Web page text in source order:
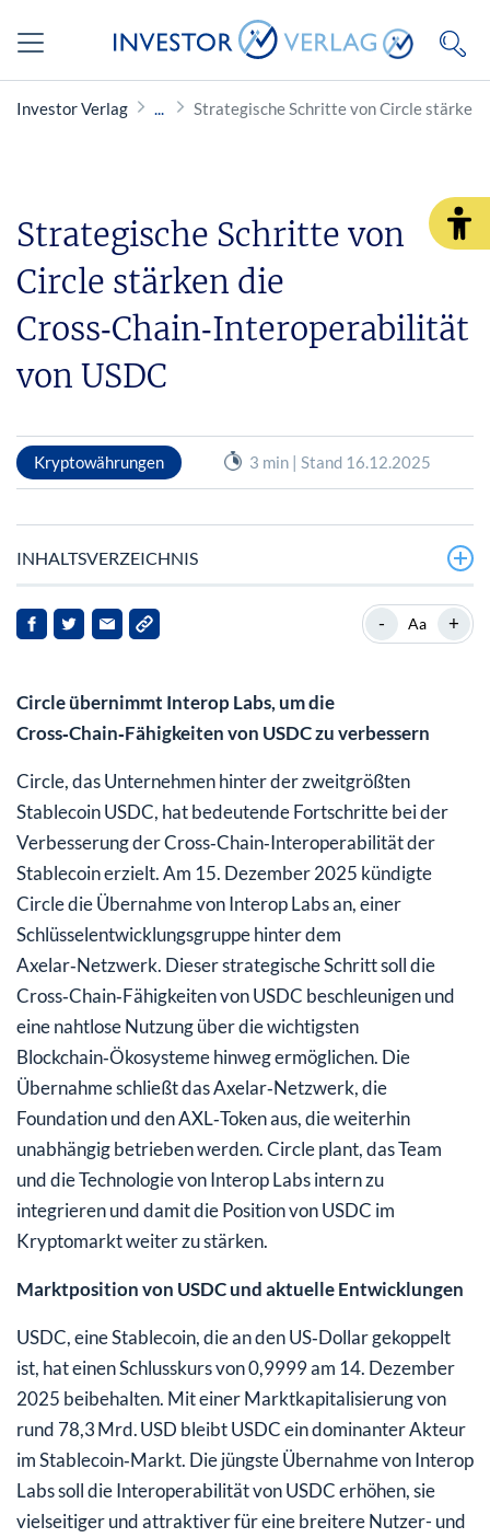
Investor Verlag Strategische Schritte von Circle stärken
Strategische Schritte von
Circle stärken die
Cross‑Chain‑Interoperabilität
von USDC
Kryptowährungen 3 min | Stand 16.12.2025
INHALTSVERZEICHNIS
- Aa +
Circle übernimmt Interop Labs, um die
Cross‑Chain‑Fähigkeiten von USDC zu verbessern
Circle, das Unternehmen hinter der zweitgrößten
Stablecoin USDC, hat bedeutende Fortschritte bei der
Verbesserung der Cross‑Chain‑Interoperabilität der
Stablecoin erzielt. Am 15. Dezember 2025 kündigte
Circle die Übernahme von Interop Labs an, einer
Schlüsselentwicklungsgruppe hinter dem
Axelar‑Netzwerk. Dieser strategische Schritt soll die
Cross‑Chain‑Fähigkeiten von USDC beschleunigen und
eine nahtlose Nutzung über die wichtigsten
Blockchain‑Ökosysteme hinweg ermöglichen. Die
Übernahme schließt das Axelar‑Netzwerk, die
Foundation und den AXL‑Token aus, die weiterhin
unabhängig betrieben werden. Circle plant, das Team
und die Technologie von Interop Labs intern zu
integrieren und damit die Position von USDC im
Kryptomarkt weiter zu stärken.
Marktposition von USDC und aktuelle Entwicklungen
USDC, eine Stablecoin, die an den US‑Dollar gekoppelt
ist, hat einen Schlusskurs von 0,9999 am 14. Dezember
2025 beibehalten. Mit einer Marktkapitalisierung von
rund 78,3 Mrd. USD bleibt USDC ein dominanter Akteur
im Stablecoin‑Markt. Die jüngste Übernahme von Interop
Labs soll die Interoperabilität von USDC erhöhen, sie
vielseitiger und attraktiver für eine breitere Nutzer- und